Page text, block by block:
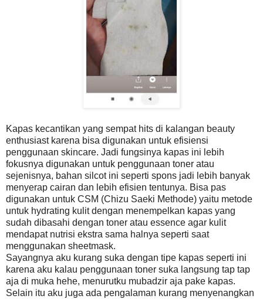
Kapas kecantikan yang sempat hits di kalangan beauty
enthusiast karena bisa digunakan untuk efisiensi
penggunaan skincare. Jadi fungsinya kapas ini lebih
fokusnya digunakan untuk penggunaan toner atau
sejenisnya, bahan silcot ini seperti spons jadi lebih banyak
menyerap cairan dan lebih efisien tentunya. Bisa pas
digunakan untuk CSM (Chizu Saeki Methode) yaitu metode
untuk hydrating kulit dengan menempelkan kapas yang
sudah dibasahi dengan toner atau essence agar kulit
mendapat nutrisi ekstra sama halnya seperti saat
menggunakan sheetmask.
Sayangnya aku kurang suka dengan tipe kapas seperti ini
karena aku kalau penggunaan toner suka langsung tap tap
aja di muka hehe, menurutku mubadzir aja pake kapas.
Selain itu aku juga ada pengalaman kurang menyenangkan